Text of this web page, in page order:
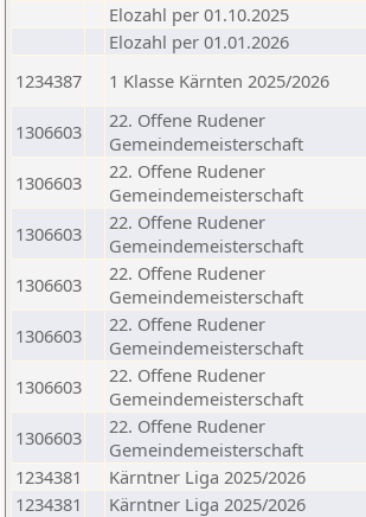
Elozahl per 01.10.2025
Elozahl per 01.01.2026
1234387
1 Klasse Kärnten 2025/2026
1306603
22. Offene Rudener
Gemeindemeisterschaft
1306603
22. Offene Rudener
Gemeindemeisterschaft
1306603
22. Offene Rudener
Gemeindemeisterschaft
1306603
22. Offene Rudener
Gemeindemeisterschaft
1306603
22. Offene Rudener
Gemeindemeisterschaft
1306603
22. Offene Rudener
Gemeindemeisterschaft
1306603
22. Offene Rudener
Gemeindemeisterschaft
1234381
Kärntner Liga 2025/2026
1234381
Kärntner Liga 2025/2026